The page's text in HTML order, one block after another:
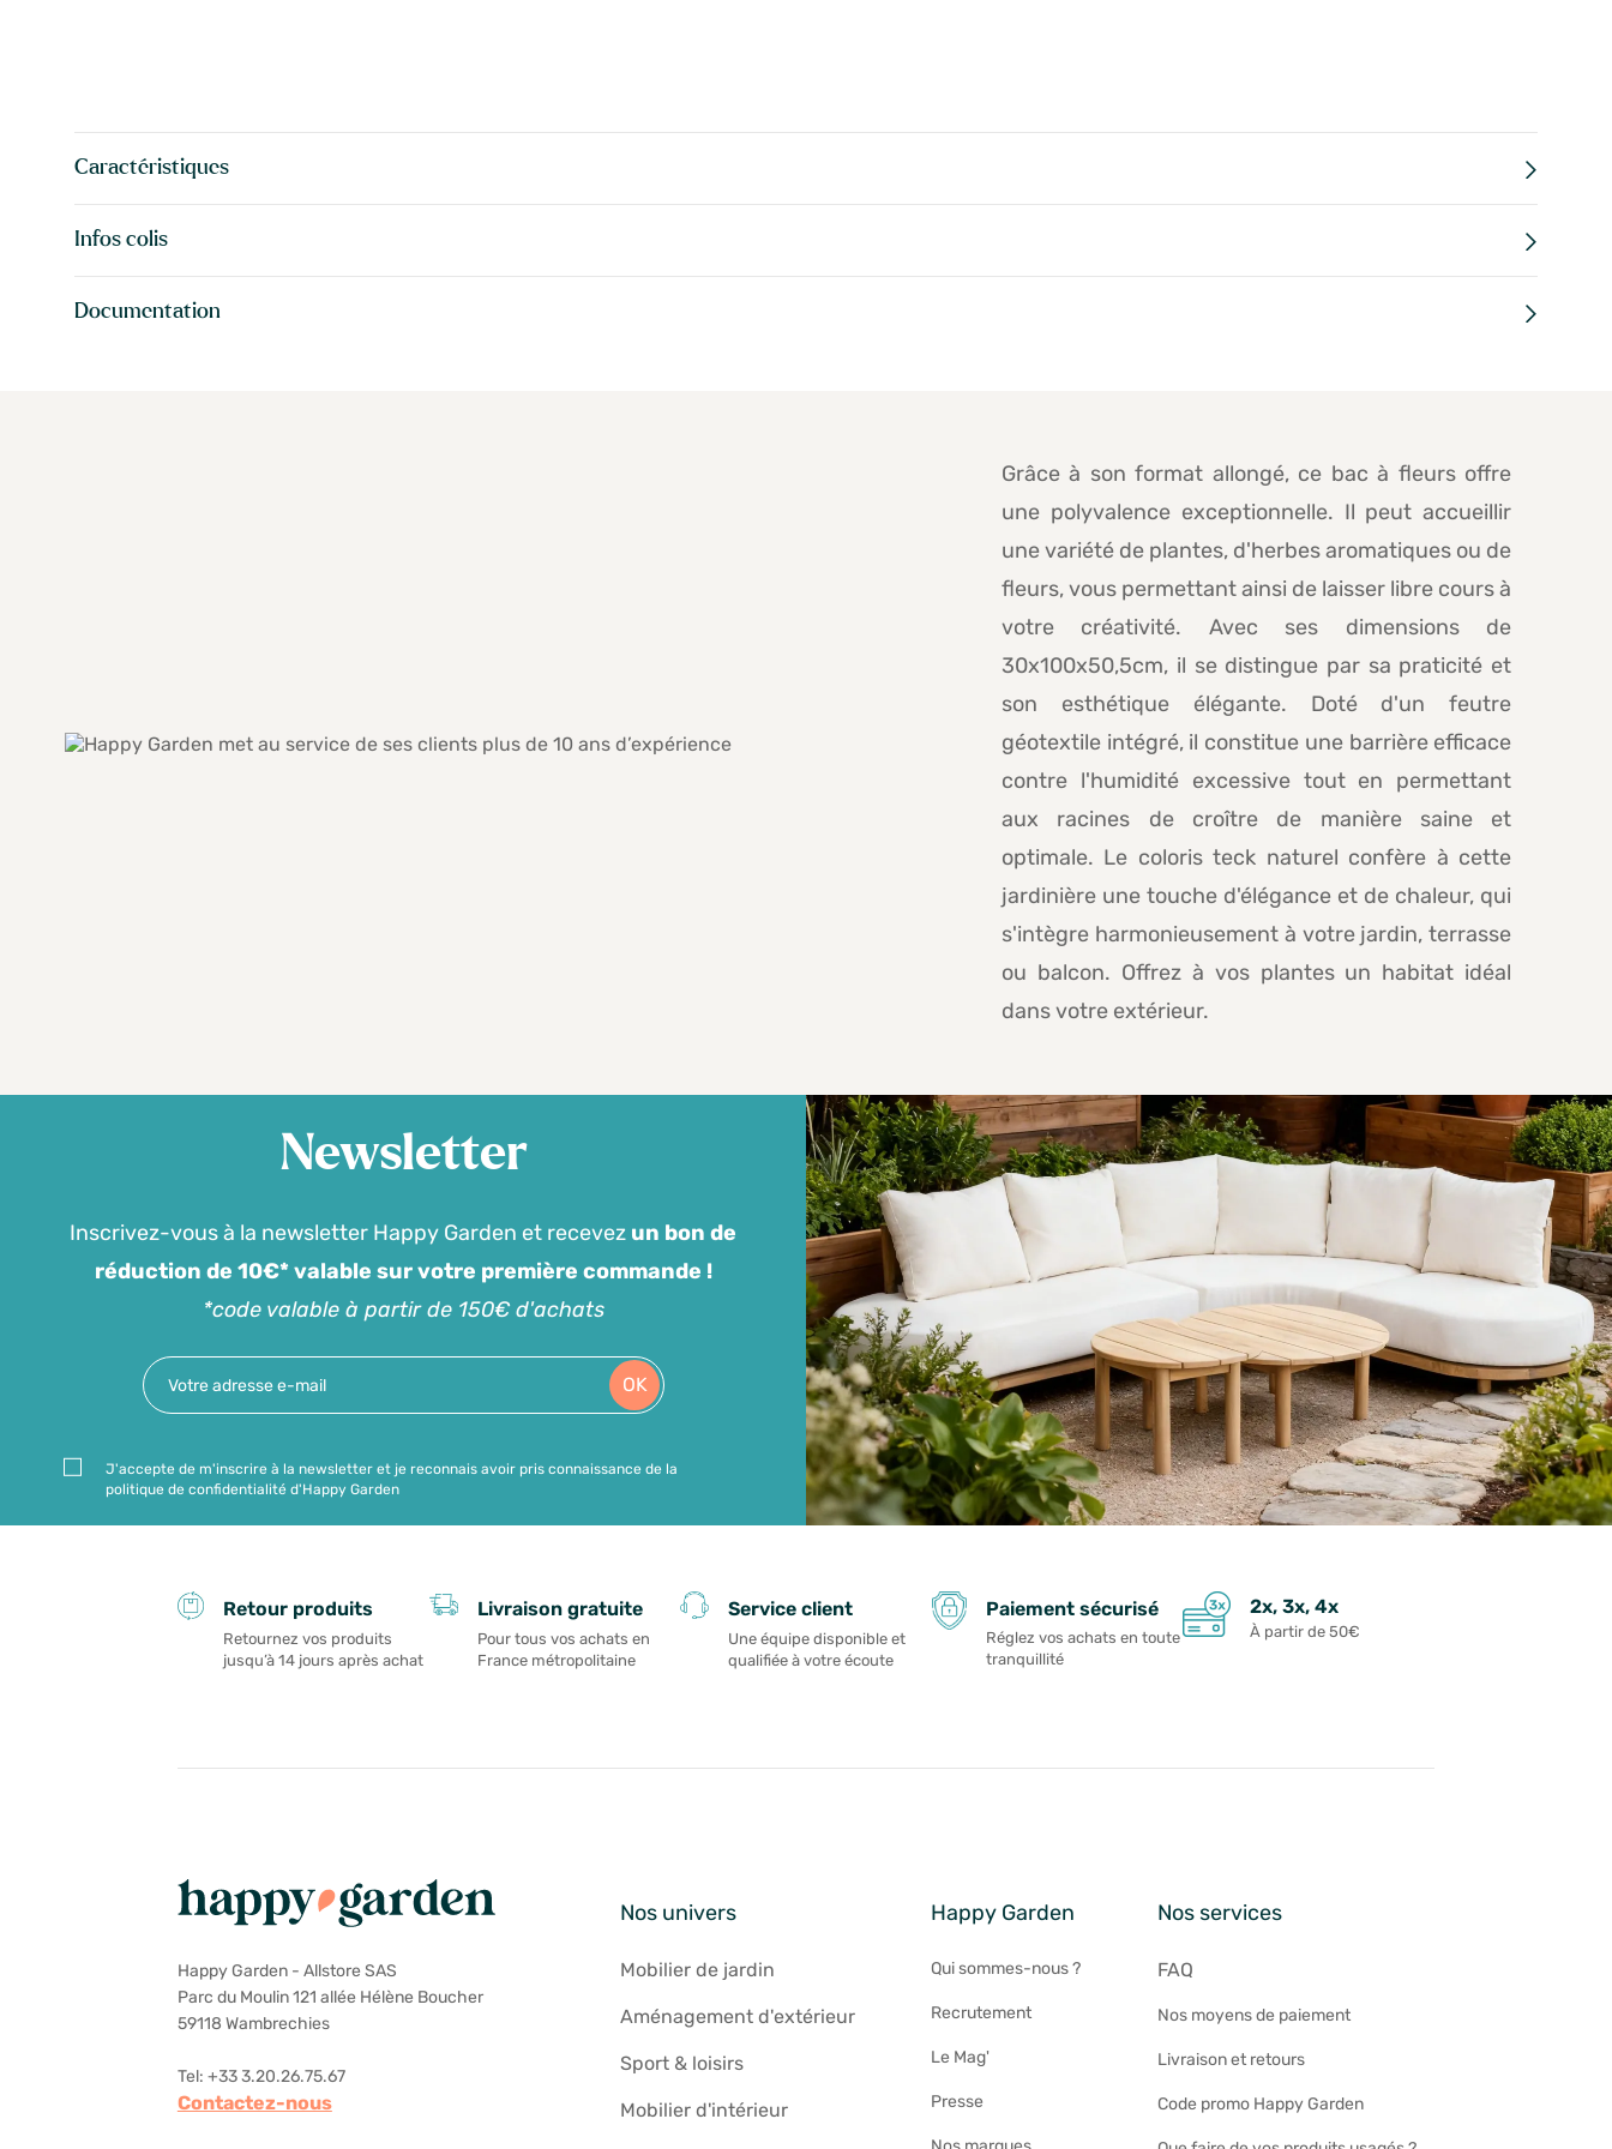
Caractéristiques
Infos colis
Documentation
Grâce à son format allongé, ce bac à fleurs offre
une polyvalence exceptionnelle. Il peut accueillir
une variété de plantes, d'herbes aromatiques ou de
fleurs, vous permettant ainsi de laisser libre cours à
votre créativité. Avec ses dimensions de
30x100x50,5cm, il se distingue par sa praticité et
son esthétique élégante. Doté d'un feutre
géotextile intégré, il constitue une barrière efficace
contre l'humidité excessive tout en permettant
aux racines de croître de manière saine et
optimale. Le coloris teck naturel confère à cette
jardinière une touche d'élégance et de chaleur, qui
s'intègre harmonieusement à votre jardin, terrasse
ou balcon. Offrez à vos plantes un habitat idéal
dans votre extérieur.
Newsletter
Inscrivez-vous à la newsletter Happy Garden et recevez un bon de
réduction de 10€* valable sur votre première commande !
*code valable à partir de 150€ d'achats
OK
J'accepte de m'inscrire à la newsletter et je reconnais avoir pris connaissance de la
politique de confidentialité d'Happy Garden
Retour produits
Retournez vos produits
jusqu’à 14 jours après achat
Livraison gratuite
Pour tous vos achats en
France métropolitaine
Service client
Une équipe disponible et
qualifiée à votre écoute
Paiement sécurisé
Réglez vos achats en toute
tranquillité
2x, 3x, 4x
À partir de 50€
Happy Garden - Allstore SAS
Parc du Moulin 121 allée Hélène Boucher
59118 Wambrechies
Tel: +33 3.20.26.75.67
Contactez-nous
Nos univers
Mobilier de jardin
Aménagement d'extérieur
Sport & loisirs
Mobilier d'intérieur
Happy Garden
Qui sommes-nous ?
Recrutement
Le Mag'
Presse
Nos services
FAQ
Nos moyens de paiement
Livraison et retours
Code promo Happy Garden